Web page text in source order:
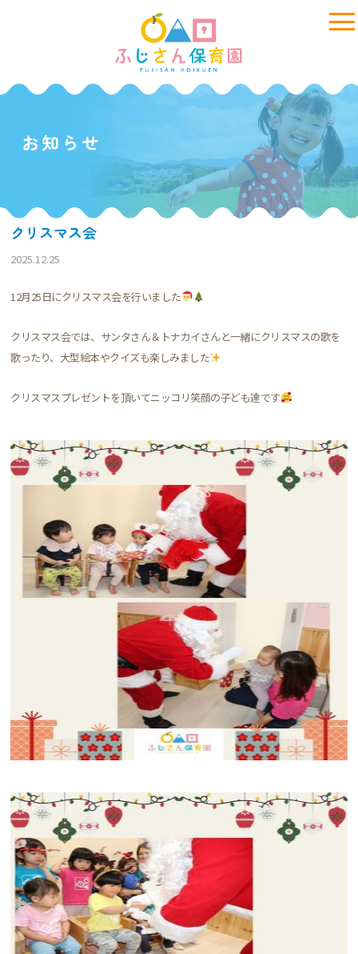
お知らせ
クリスマス会
2025.12.25
12月25日にクリスマス会を行いました
クリスマス会では、サンタさん＆トナカイさんと一緒にクリスマスの歌を
歌ったり、大型絵本やクイズも楽しみました
クリスマスプレゼントを頂いてニッコリ笑顔の子ども達です